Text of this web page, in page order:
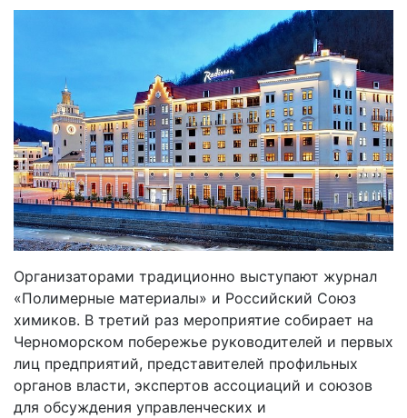
Организаторами традиционно выступают журнал
«Полимерные материалы» и Российский Союз
химиков. В третий раз мероприятие собирает на
Черноморском побережье руководителей и первых
лиц предприятий, представителей профильных
органов власти, экспертов ассоциаций и союзов
для обсуждения управленческих и